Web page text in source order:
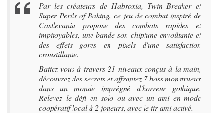
Par les créateurs de Habroxia, Twin Breaker et
Super Perils of Baking, ce jeu de combat inspiré de
Castlevania propose des combats rapides et
impitoyables, une bande-son chiptune envoûtante et
des effets gores en pixels d'une satisfaction
croustillante.
Battez-vous à travers 21 niveaux conçus à la main,
découvrez des secrets et affrontez 7 boss monstrueux
dans un monde imprégné d'horreur gothique.
Relevez le défi en solo ou avec un ami en mode
coopératif local à 2 joueurs, avec le tir ami activé.